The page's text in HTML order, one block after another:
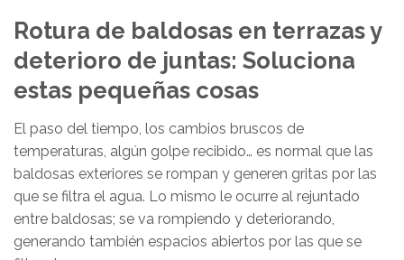
Rotura de baldosas en terrazas y
deterioro de juntas: Soluciona
estas pequeñas cosas
El paso del tiempo, los cambios bruscos de
temperaturas, algún golpe recibido… es normal que las
baldosas exteriores se rompan y generen gritas por las
que se filtra el agua. Lo mismo le ocurre al rejuntado
entre baldosas; se va rompiendo y deteriorando,
generando también espacios abiertos por las que se